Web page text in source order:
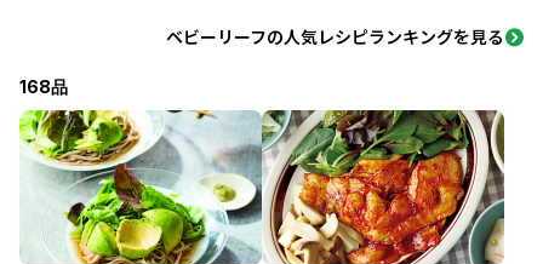
ベビーリーフの人気レシピランキングを見る
168品